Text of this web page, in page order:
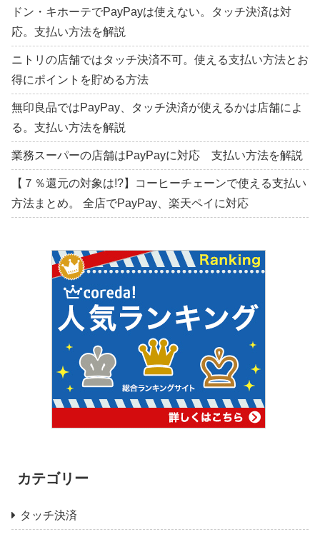
ドン・キホーテでPayPayは使えない。タッチ決済は対
応。支払い方法を解説
ニトリの店舗ではタッチ決済不可。使える支払い方法とお
得にポイントを貯める方法
無印良品ではPayPay、タッチ決済が使えるかは店舗によ
る。支払い方法を解説
業務スーパーの店舗はPayPayに対応 支払い方法を解説
【７％還元の対象は!?】コーヒーチェーンで使える支払い
方法まとめ。 全店でPayPay、楽天ペイに対応
カテゴリー
タッチ決済